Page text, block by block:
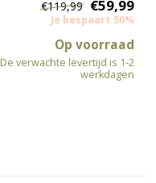
€119,99 €59,99
Je bespaart 50%
Op voorraad
De verwachte levertijd is 1-2
werkdagen